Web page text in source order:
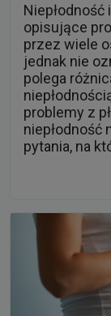
Niepłodność
opisujące
przez wiele
jednak nie
polega
problemy z
niepłodność
pytania, na